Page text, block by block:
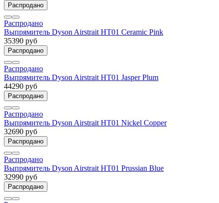
Распродано
Распродано
Выпрямитель Dyson Airstrait HT01 Ceramic Pink
35390 руб
Распродано
Распродано
Выпрямитель Dyson Airstrait HT01 Jasper Plum
44290 руб
Распродано
Распродано
Выпрямитель Dyson Airstrait HT01 Nickel Copper
32690 руб
Распродано
Распродано
Выпрямитель Dyson Airstrait HT01 Prussian Blue
32990 руб
Распродано